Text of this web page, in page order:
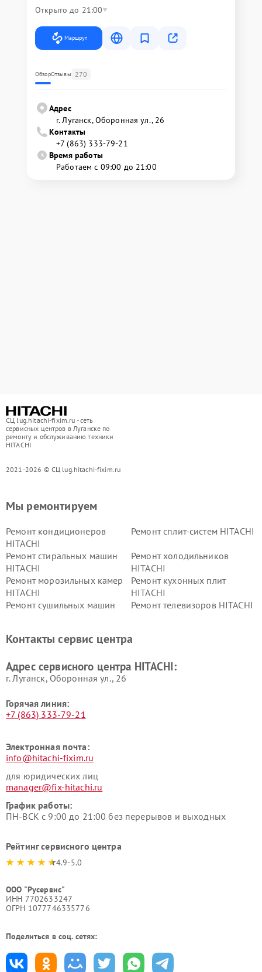
Открыто до 21:00
Маршрут
ОбзорОтзывы 270
Адрес
г. Луганск, Оборонная ул., 26
Контакты
+7 (863) 333-79-21
Время работы
Работаем с 09:00 до 21:00
СЦ lug.hitachi-fixim.ru - сеть
сервисных центров в Луганске по
ремонту и обслуживанию техники
HITACHI
2021-2026 © СЦ lug.hitachi-fixim.ru
Мы ремонтируем
Ремонт кондиционеров
HITACHI
Ремонт сплит-систем HITACHI
Ремонт стиральных машин
HITACHI
Ремонт холодильников
HITACHI
Ремонт морозильных камер
HITACHI
Ремонт кухонных плит
HITACHI
Ремонт сушильных машин
Ремонт телевизоров HITACHI
данных HITACHI
HITACHI
HITACHI
HITACHI
Контакты сервис центра
Адрес сервисного центра HITACHI:
г. Луганск, Оборонная ул., 26
Горячая линия:
+7 (863) 333-79-21
Электронная почта:
info@hitachi-fixim.ru
для юридических лиц
manager@fix-hitachi.ru
График работы:
ПН-ВСК с 9:00 до 21:00 без перерывов и выходных
Рейтинг сервисного центра
4.9-5.0
ООО "Русервис"
ИНН 7702633247
ОГРН 1077746335776
Поделиться в соц. сетях: